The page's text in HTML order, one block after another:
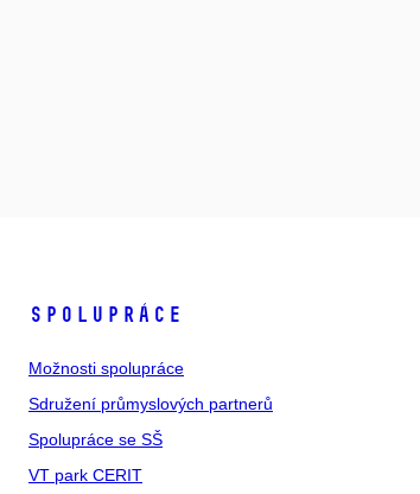
SPOLUPRÁCE
Možnosti spolupráce
Sdružení průmyslových partnerů
Spolupráce se SŠ
VT park CERIT